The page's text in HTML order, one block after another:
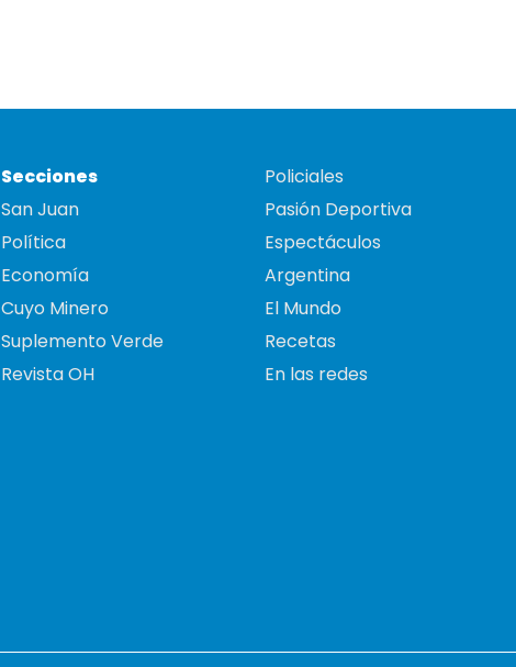
Secciones
San Juan
Política
Economía
Cuyo Minero
Suplemento Verde
Revista OH
Policiales
Pasión Deportiva
Espectáculos
Argentina
El Mundo
Recetas
En las redes